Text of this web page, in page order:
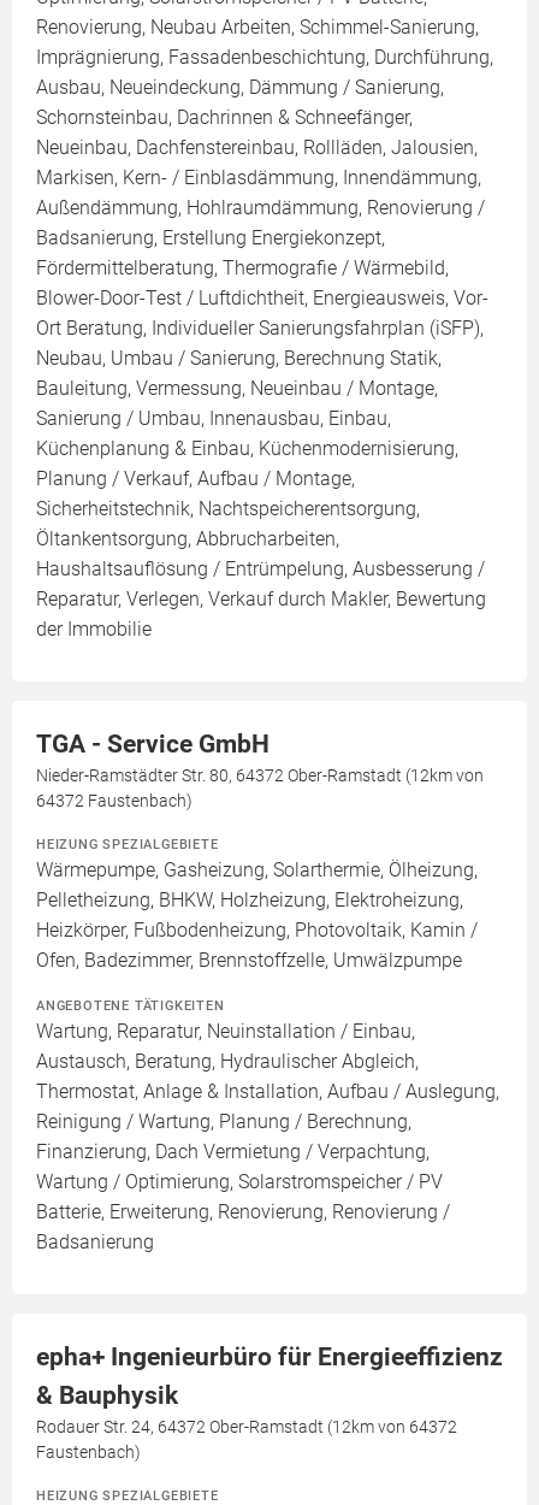
Renovierung, Neubau Arbeiten, Schimmel-Sanierung,
Imprägnierung, Fassadenbeschichtung, Durchführung,
Ausbau, Neueindeckung, Dämmung / Sanierung,
Schornsteinbau, Dachrinnen & Schneefänger,
Neueinbau, Dachfenstereinbau, Rollläden, Jalousien,
Markisen, Kern- / Einblasdämmung, Innendämmung,
Außendämmung, Hohlraumdämmung, Renovierung /
Badsanierung, Erstellung Energiekonzept,
Fördermittelberatung, Thermografie / Wärmebild,
Blower-Door-Test / Luftdichtheit, Energieausweis, Vor-
Ort Beratung, Individueller Sanierungsfahrplan (iSFP),
Neubau, Umbau / Sanierung, Berechnung Statik,
Bauleitung, Vermessung, Neueinbau / Montage,
Sanierung / Umbau, Innenausbau, Einbau,
Küchenplanung & Einbau, Küchenmodernisierung,
Planung / Verkauf, Aufbau / Montage,
Sicherheitstechnik, Nachtspeicherentsorgung,
Öltankentsorgung, Abbrucharbeiten,
Haushaltsauflösung / Entrümpelung, Ausbesserung /
Reparatur, Verlegen, Verkauf durch Makler, Bewertung
der Immobilie
TGA - Service GmbH
Nieder-Ramstädter Str. 80, 64372 Ober-Ramstadt (12km von
64372 Faustenbach)
HEIZUNG SPEZIALGEBIETE
Wärmepumpe, Gasheizung, Solarthermie, Ölheizung,
Pelletheizung, BHKW, Holzheizung, Elektroheizung,
Heizkörper, Fußbodenheizung, Photovoltaik, Kamin /
Ofen, Badezimmer, Brennstoffzelle, Umwälzpumpe
ANGEBOTENE TÄTIGKEITEN
Wartung, Reparatur, Neuinstallation / Einbau,
Austausch, Beratung, Hydraulischer Abgleich,
Thermostat, Anlage & Installation, Aufbau / Auslegung,
Reinigung / Wartung, Planung / Berechnung,
Finanzierung, Dach Vermietung / Verpachtung,
Wartung / Optimierung, Solarstromspeicher / PV
Batterie, Erweiterung, Renovierung, Renovierung /
Badsanierung
epha+ Ingenieurbüro für Energieeffizienz
& Bauphysik
Rodauer Str. 24, 64372 Ober-Ramstadt (12km von 64372
Faustenbach)
HEIZUNG SPEZIALGEBIETE